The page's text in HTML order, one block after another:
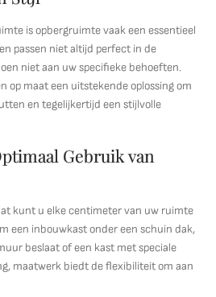
is opbergruimte vaak een essentieel
passen niet altijd perfect in de
niet aan uw specifieke behoeften.
op maat een uitstekende oplossing om
en tegelijkertijd een stijlvolle
Gebruik van
kunt u elke centimeter van uw ruimte
een inbouwkast onder een schuin dak,
beslaat of een kast met speciale
maatwerk biedt de flexibiliteit om aan